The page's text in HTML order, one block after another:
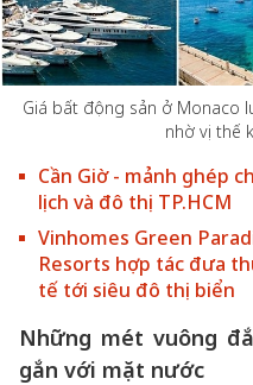
Giá bất động sản ở Monaco
nhờ vị thế
Cần Giờ - mảnh ghép
lịch và đô thị TP.HCM
Vinhomes Green
Resorts hợp tác đưa
tế tới siêu đô thị biển
Những mét vuông
gắn với mặt nước